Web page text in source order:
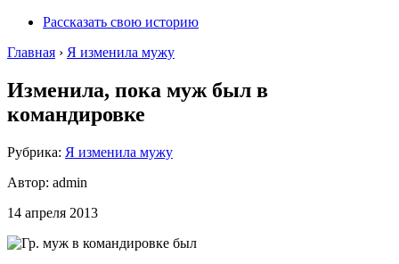
Рассказать свою историю
Главная › Я изменила мужу
Изменила, пока муж был в
командировке
Рубрика: Я изменила мужу
Автор: admin
14 апреля 2013